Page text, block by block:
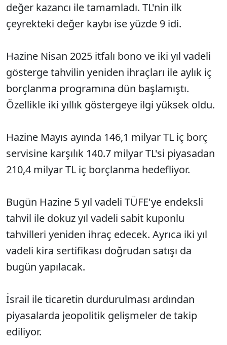
değer kazancı ile tamamladı. TL'nin ilk
çeyrekteki değer kaybı ise yüzde 9 idi.
Hazine Nisan 2025 itfalı bono ve iki yıl vadeli
gösterge tahvilin yeniden ihraçları ile aylık iç
borçlanma programına dün başlamıştı.
Özellikle iki yıllık göstergeye ilgi yüksek oldu.
Hazine Mayıs ayında 146,1 milyar TL iç borç
servisine karşılık 140.7 milyar TL'si piyasadan
210,4 milyar TL iç borçlanma hedefliyor.
Bugün Hazine 5 yıl vadeli TÜFE'ye endeksli
tahvil ile dokuz yıl vadeli sabit kuponlu
tahvilleri yeniden ihraç edecek. Ayrıca iki yıl
vadeli kira sertifikası doğrudan satışı da
bugün yapılacak.
İsrail ile ticaretin durdurulması ardından
piyasalarda jeopolitik gelişmeler de takip
ediliyor.